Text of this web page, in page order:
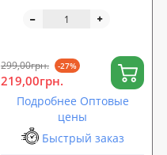
299,00грн. -27%
219,00грн.
Подробнее Оптовые
цены
Быстрый заказ